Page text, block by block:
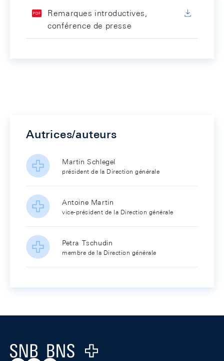
Remarques introductives,
conférence de presse
Autrices/auteurs
Martin Schlegel
président de la Direction générale
Antoine Martin
vice-président de la Direction générale
Petra Tschudin
membre de la Direction générale
Logo